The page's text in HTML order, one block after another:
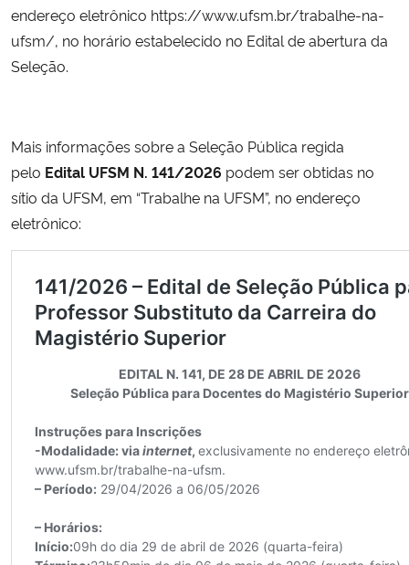
endereço eletrônico https://www.ufsm.br/trabalhe-na-
ufsm/, no horário estabelecido no Edital de abertura da
Seleção.
Mais informações sobre a Seleção Pública regida
pelo Edital UFSM N. 141/2026 podem ser obtidas no
sítio da UFSM, em “Trabalhe na UFSM”, no endereço
eletrônico: